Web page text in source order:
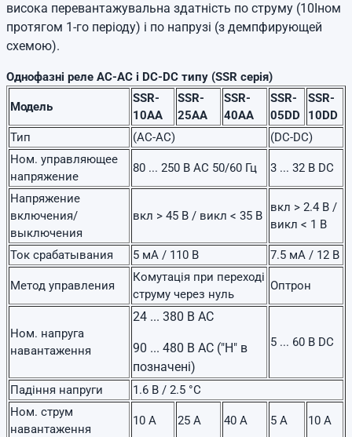
висока перевантажувальна здатність по струму (10Iном
протягом 1-го періоду) і по напрузі (з демпфирующей
схемою).
Однофазні реле AC-AC і DC-DC типу (SSR серія)
Модель
SSR-
10AA
SSR-
25AA
SSR-
40AA
SSR-
05DD
SSR-
10DD
Тип
(AC-AC)
(DC-DC)
Ном. управляющее
напряжение
80 ... 250 В AC 50/60 Гц 3 ... 32 В DC
Напряжение
включения/
выключения
вкл > 45 В / викл < 35 В
вкл > 2.4 В /
викл < 1 В
Ток срабатывания 5 мА / 110 В 7.5 мА / 12 В
Метод управления
Комутація при переході
струму через нуль
Оптрон
Ном. напруга
навантаження
24 ... 380 В AC
90 ... 480 В AC ("H" в
позначені)
5 ... 60 В DC
Падіння напруги
1.6 В / 2.5 °С
Ном. струм
навантаження
10 А 25 А 40 А 5 А 10 А